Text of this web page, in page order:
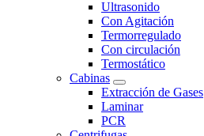
Ultrasonido
Con Agitación
Termorregulado
Con circulación
Termostático
Cabinas
Extracción de Gases
Laminar
PCR